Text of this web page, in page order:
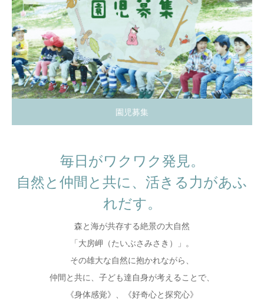
園児募集
毎日がワクワク発見。
自然と仲間と共に、活きる力があふ
れだす。
森と海が共存する絶景の大自然
「大房岬（たいぶさみさき）」。
その雄大な自然に抱かれながら、
仲間と共に、子ども達自身が考えることで、
《身体感覚》、《好奇心と探究心》